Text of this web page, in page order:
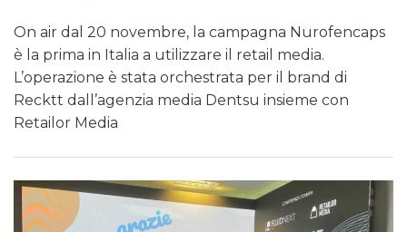
On air dal 20 novembre, la campagna Nurofencaps
è la prima in Italia a utilizzare il retail media.
L’operazione è stata orchestrata per il brand di
Recktt dall’agenzia media Dentsu insieme con
Retailor Media